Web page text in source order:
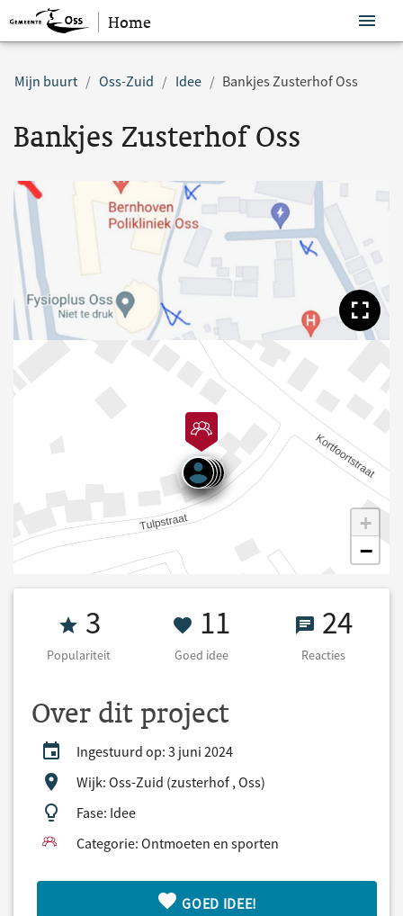
Sla navigatie over
Home
Mijn buurt Oss-Zuid Idee Bankjes Zusterhof Oss
Bankjes Zusterhof Oss
+
−
Populariteit 3
3
Populariteit
11 Goed idee
11
Goed idee
2424
Reacties
Over dit project
Ingestuurd op: 3 juni 2024
Wijk: Oss-Zuid (zusterhof , Oss)
Fase: Idee
Categorie: Ontmoeten en sporten
GOED IDEE!